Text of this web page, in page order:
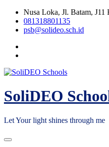
Skip
content
Nusa Loka, Jl. Batam, J11
081318801135
psb@solideo.sch.id
SoliDEO
Let Your light shines through me